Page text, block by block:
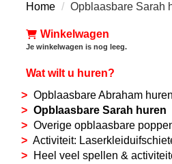
Home Opblaasbare Sarah
Winkelwagen
Je winkelwagen is nog leeg.
Wat wilt u huren?
Opblaasbare Abraham huren
Opblaasbare Sarah huren
Overige opblaasbare
Activiteit:
Heel veel spellen &